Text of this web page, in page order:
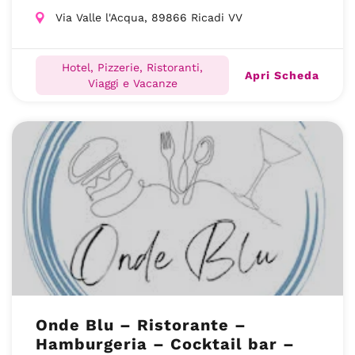
Via Valle l'Acqua, 89866 Ricadi VV
Hotel, Pizzerie, Ristoranti,
Viaggi e Vacanze
Apri Scheda
Onde Blu – Ristorante –
Hamburgeria – Cocktail bar –